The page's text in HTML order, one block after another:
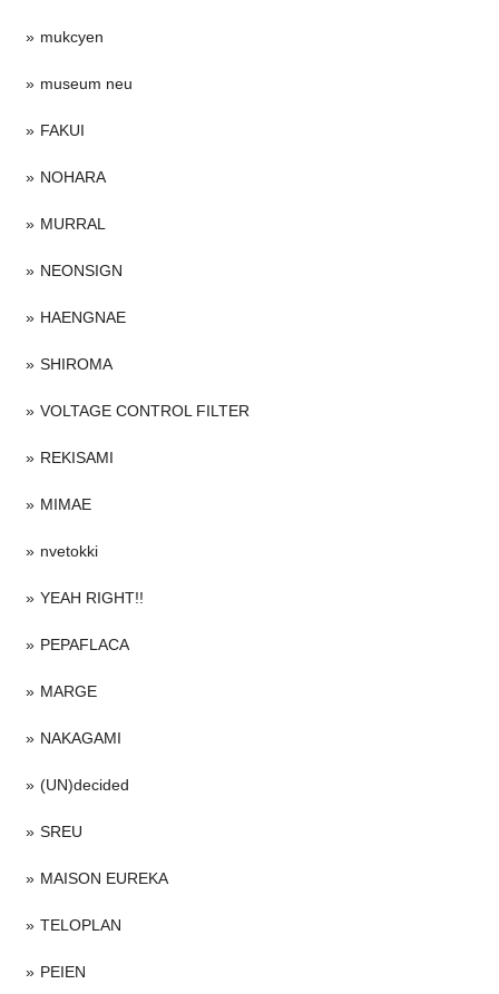
mukcyen
museum neu
FAKUI
NOHARA
MURRAL
NEONSIGN
HAENGNAE
SHIROMA
VOLTAGE CONTROL FILTER
REKISAMI
MIMAE
nvetokki
YEAH RIGHT!!
PEPAFLACA
MARGE
NAKAGAMI
(UN)decided
SREU
MAISON EUREKA
TELOPLAN
PEIEN